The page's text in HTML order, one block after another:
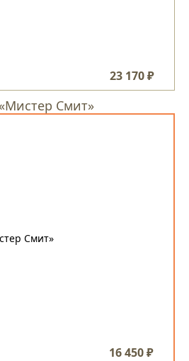
23 170 ₽
Смит»
16 450 ₽